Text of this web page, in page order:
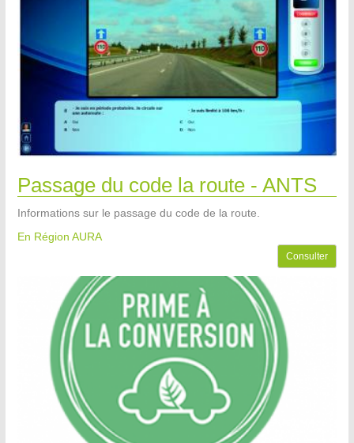
Passage du code la route - ANTS
Informations sur le passage du code de la route.
En Région AURA
Consulter